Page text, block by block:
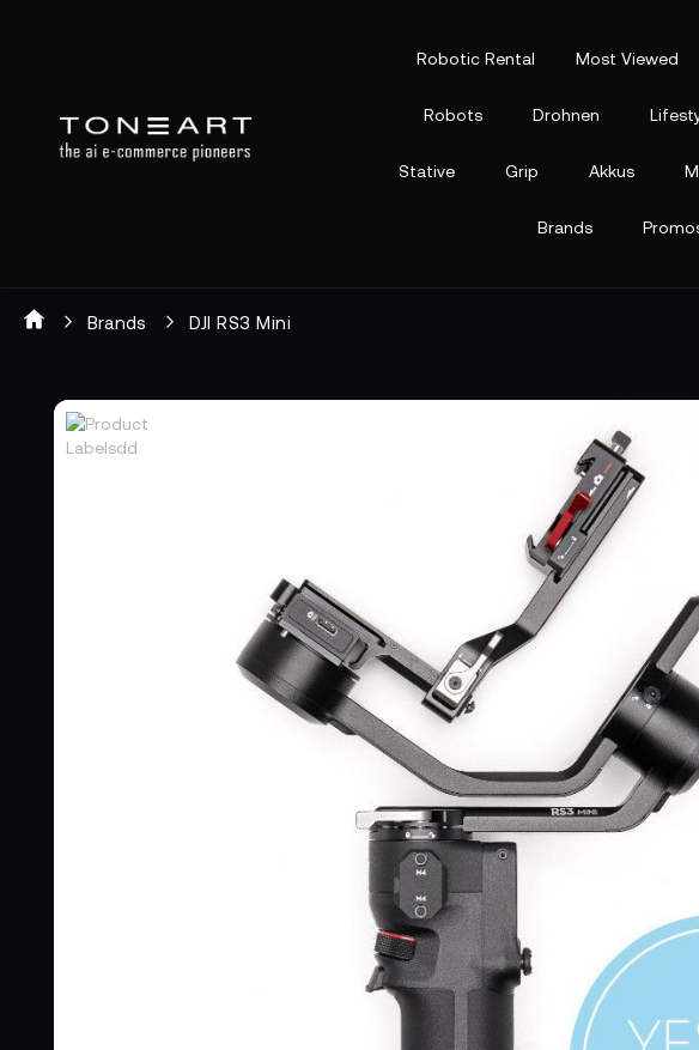
Robotic Rental Most Viewed
Robots Drohnen
Stative Grip Akkus
Brands
Brands DJI RS3 Mini
Zum
Ende
der
Zum
Anfang
der